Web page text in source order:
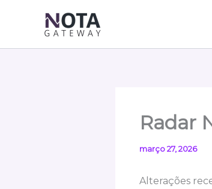
Radar
março 27, 2026
Alterações